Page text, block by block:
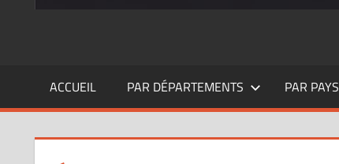
ACCUEIL PAR DÉPARTEMENTS PAR PAYS